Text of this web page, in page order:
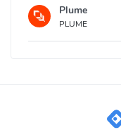
Plume
PLUME